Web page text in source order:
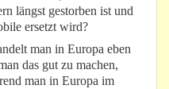
längst gestorben ist und
ersetzt wird?
man in Europa eben
das gut zu machen,
man in Europa im